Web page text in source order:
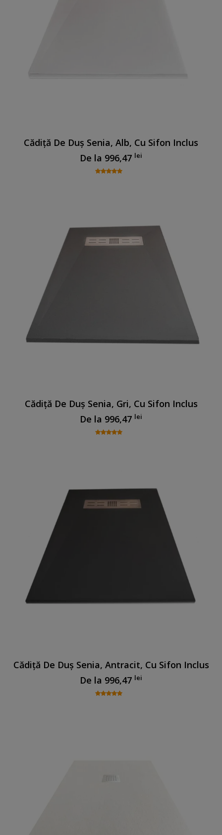
Cădiță De Duș Senia, Alb, Cu Sifon Inclus
De la 996,47 lei
Cădiță De Duș Senia, Gri, Cu Sifon Inclus
De la 996,47 lei
Cădiță De Duș Senia, Antracit, Cu Sifon Inclus
De la 996,47 lei